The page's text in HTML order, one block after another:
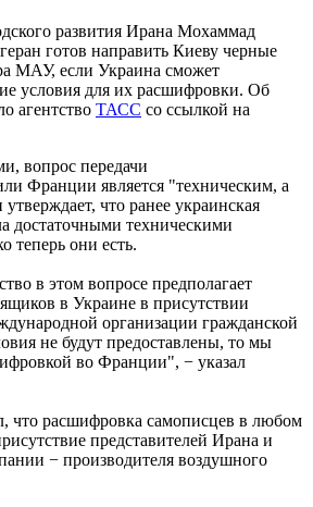
развития Ирана Мохаммад
готов направить Киеву черные
МАУ, если Украина сможет
условия для их расшифровки. Об
агентство ТАСС со ссылкой на
вопрос передачи
Франции является "техническим, а
что ранее украинская
достаточными техническими
теперь они есть.
в этом вопросе предполагает
в Украине в присутствии
организации гражданской
не будут предоставлены, то мы
во Франции", − указал
что расшифровка самописцев в любом
представителей Ирана и
− производителя воздушного